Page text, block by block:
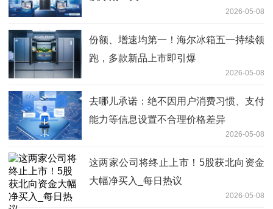
2026-05-08
份额、增速均第一！海尔冰箱五一持续领
跑，多款新品上市即引爆
2026-05-08
去哪儿承诺：绝不因用户消费习惯、支付
能力等信息设置不合理价格差异
2026-05-08
这两家公司将终止上市！5股获北向资金
大幅净买入_每日热议
2026-05-08